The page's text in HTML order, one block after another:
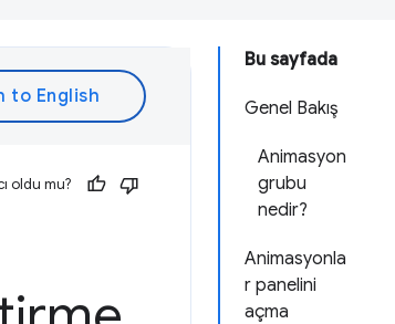
Bu sayfada
Genel Bakış
Animasyon
grubu
nedir?
Animasyonla
r panelini
açma
oldu mu?